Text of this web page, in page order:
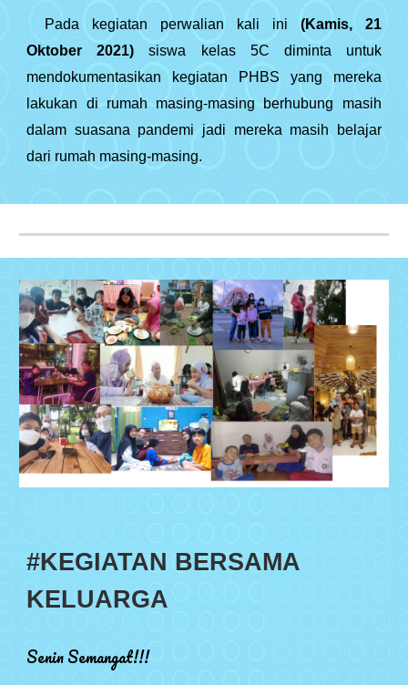
Pada kegiatan perwalian kali ini (Kamis, 21
Oktober 2021) siswa kelas 5C diminta untuk
mendokumentasikan kegiatan PHBS yang mereka
lakukan di rumah masing-masing berhubung masih
dalam suasana pandemi jadi mereka masih belajar
dari rumah masing-masing.
#KEGIATAN BERSAMA
KELUARGA
Senin Semangat!!!